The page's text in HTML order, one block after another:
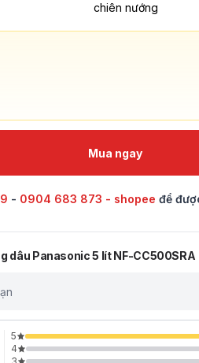
chiên nướng
Mua ngay
- 0904 683 873 - shopee để
dâu Panasonic 5 lít NF-CC500SRA
5
4